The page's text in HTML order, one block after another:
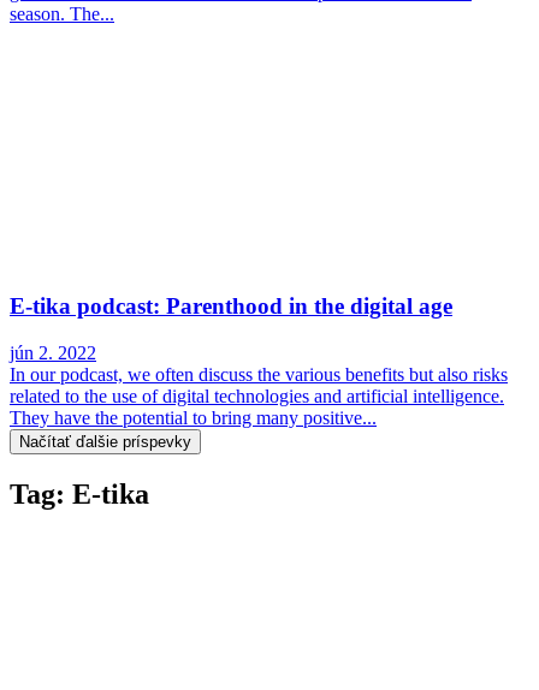
season. The...
E-tika podcast: Parenthood in the digital age
jún 2. 2022
In our podcast, we often discuss the various benefits but also risks
related to the use of digital technologies and artificial intelligence.
They have the potential to bring many positive...
Načítať ďalšie príspevky
Tag: E-tika